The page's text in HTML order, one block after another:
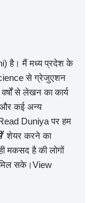
है। मैं मध्य प्रदेश के
से ग्रेजुएशन
से लेखन का कार्य
कई अन्य
Duniya पर हम
शेयर करने का
मकसद है की लोगों
सके।View